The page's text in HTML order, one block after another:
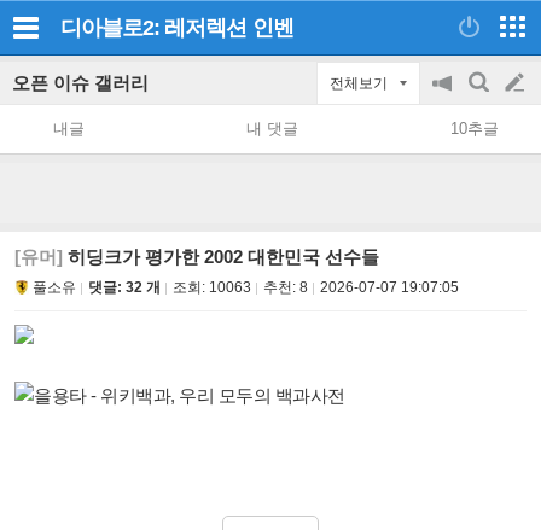
디아블로2: 레저렉션 인벤
오픈 이슈 갤러리 전체보기
공
지
on/off
검
색
글
쓰
내글 내 댓글 10추글
[유머] 히딩크가 평가한 2002 대한민국 선수들
풀소유 댓글: 32 개 조회: 10063 추천: 8 2026-07-07 19:07:05